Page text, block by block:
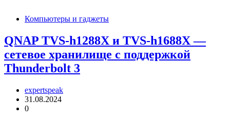
Компьютеры и гаджеты
QNAP TVS-h1288X и TVS-h1688X —
сетевое хранилище с поддержкой
Thunderbolt 3
expertspeak
31.08.2024
0